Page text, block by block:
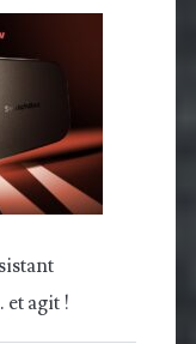
agit !